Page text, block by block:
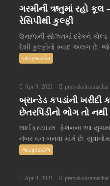
ગરમીની ઋતુમાં રહો કૂલ
રેસિપીથી કુલ્ફી
ઉનાળાની સીઝનમાં દરેકને
દેશી કુલ્ફીનો સ્વાદ અલગ છે. જો
લાઇફસ્ટાઈલ
Apr 9, 2021 pratyakshsamachar
બ્રાન્ડેડ કપડાંની
છેતરપિંડીનો ભોગ તો
લાઈફસ્ટાઇલ: ફેશનનાં આ
નંબર વન બનવા માંગે છે.
લાઇફસ્ટાઈલ
Apr 8, 2021 pratyakshsamachar